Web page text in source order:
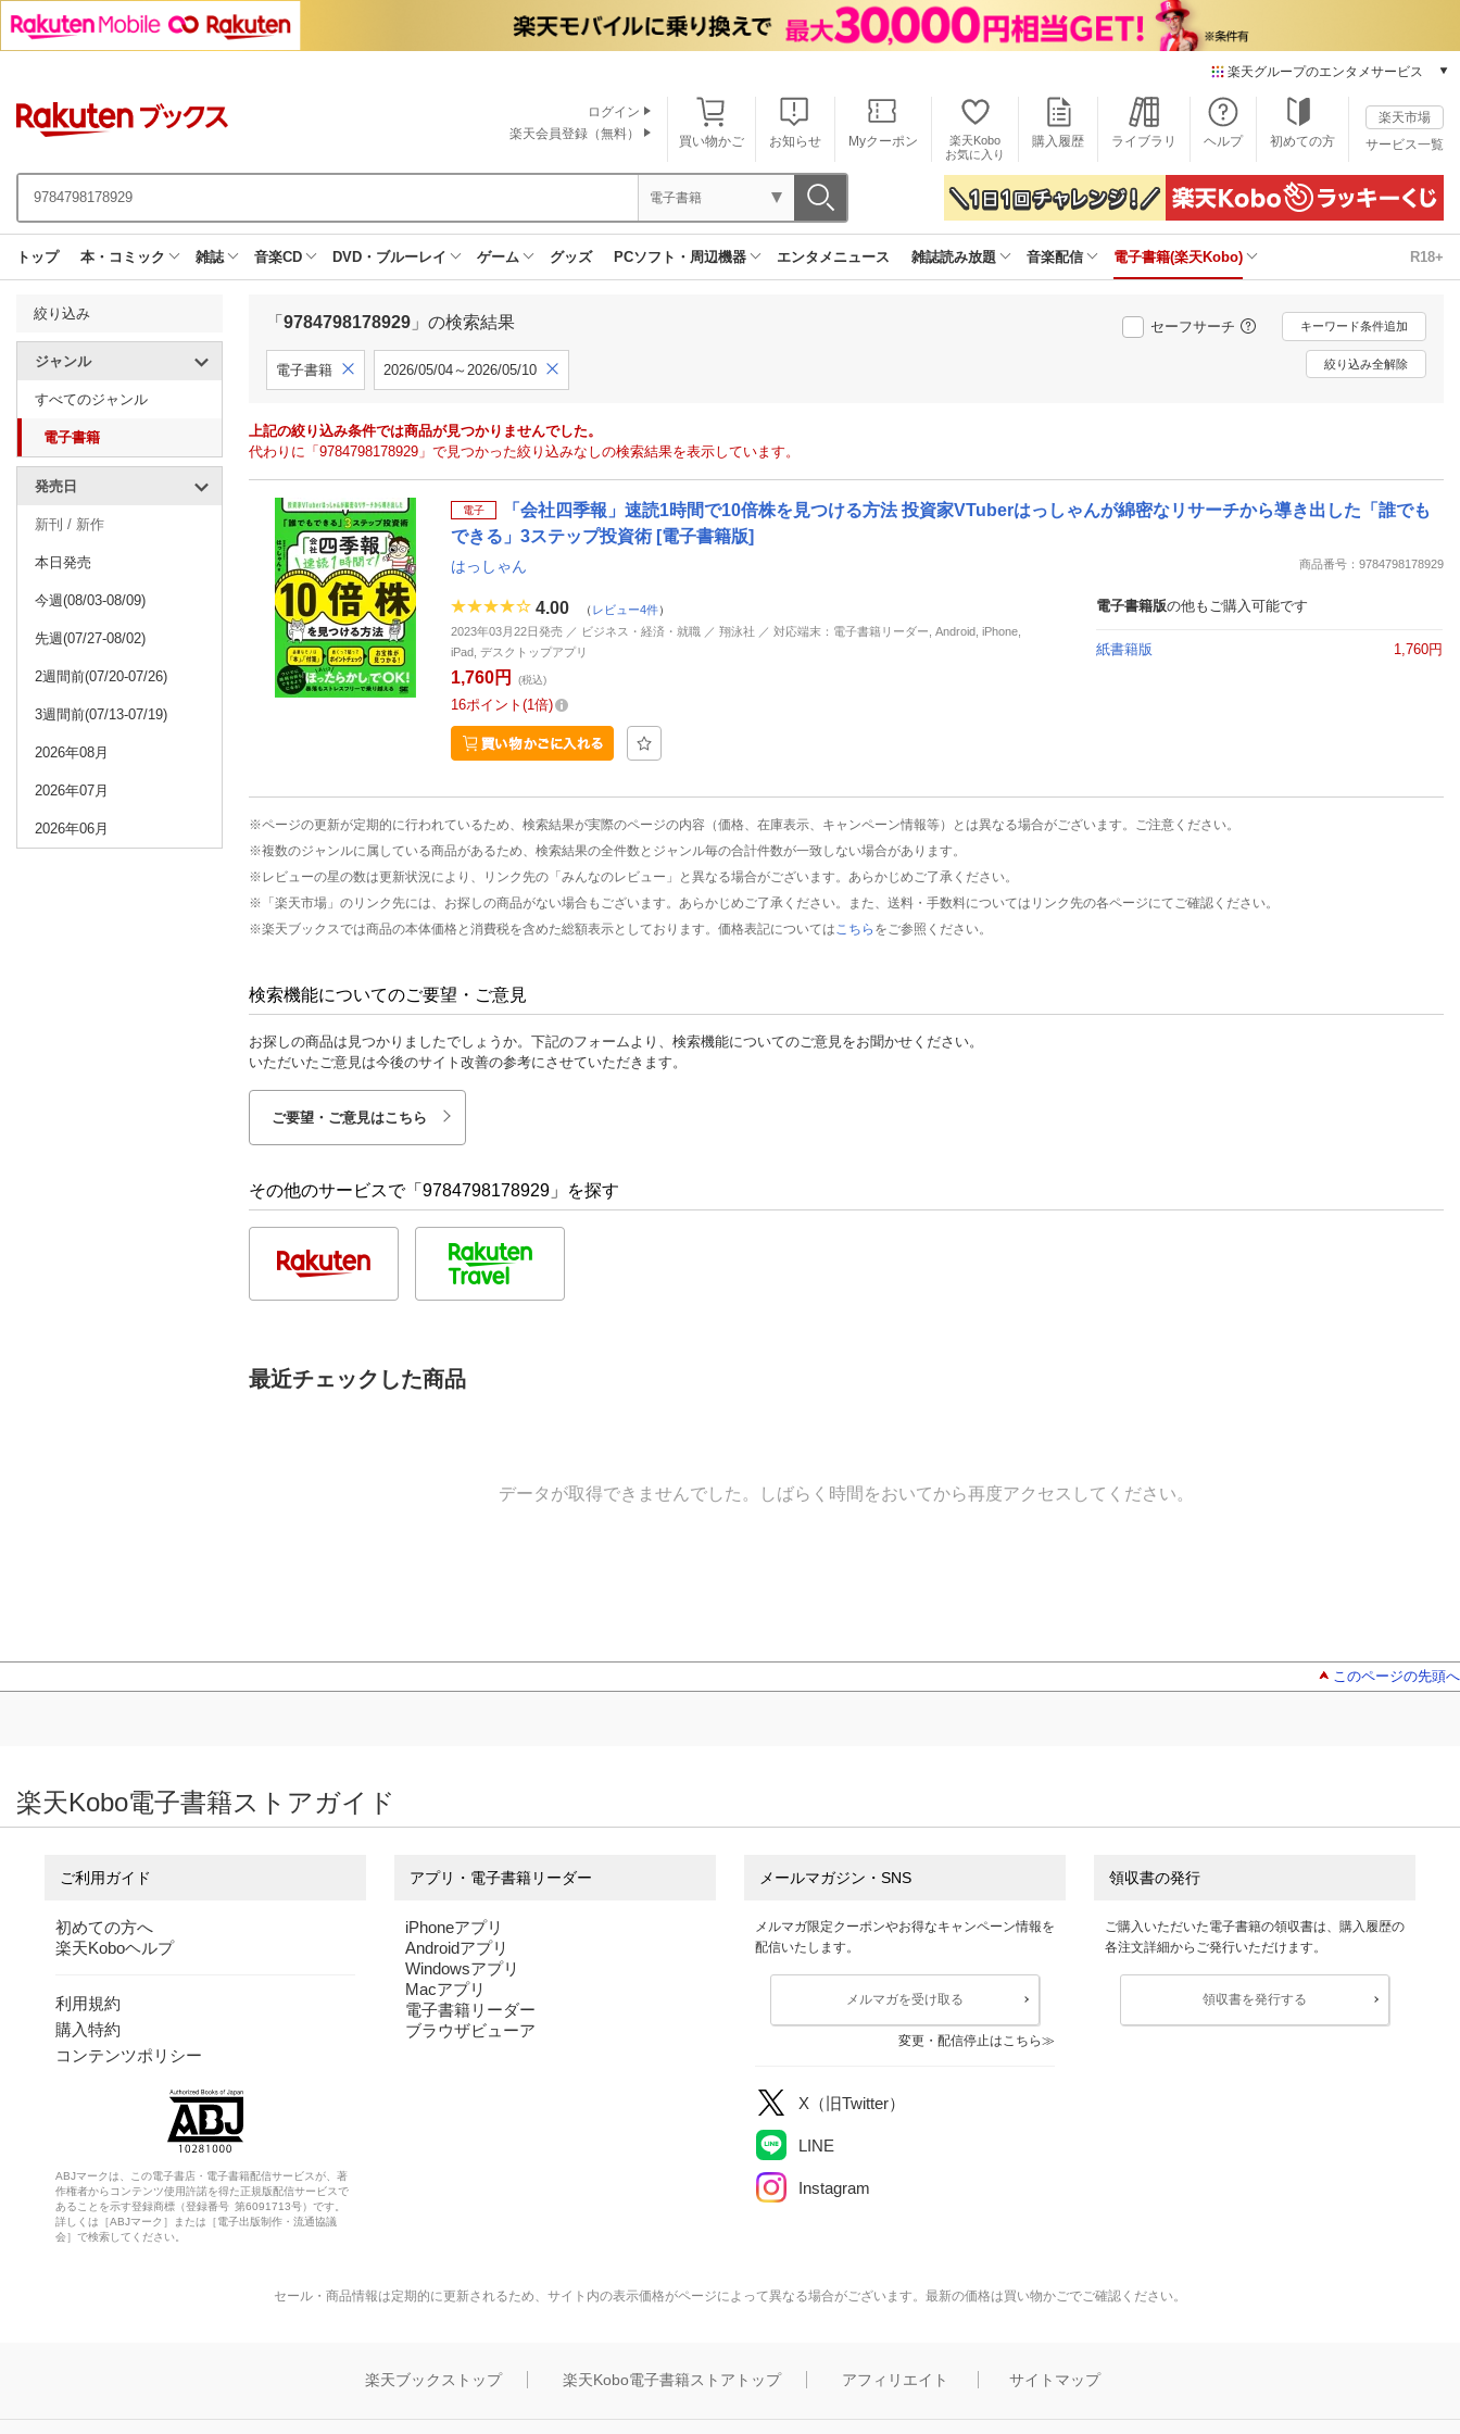
楽天グループのエンタメサービス
本/ゲーム/CD/DVD
楽天ブックス
電子書籍
楽天Kobo
雑誌読み放題
楽天ミュージック
動画配信
楽天TV
動画配信ガイド
エンタメニュース
買い物かご お知らせ Myクーポン
楽天Kobo
お気に入り
購入履歴 ライブラリ ヘルプ 初めての方
楽天市場
サービス一覧
ログイン
楽天会員登録（無料）
電子書籍
トップ 本・コミック 雑誌 音楽CD DVD・ブルーレイ ゲーム グッズ PCソフト・周辺機器 エンタメニュース 雑誌読み放題 音楽配信 電子書籍(楽天Kobo) R18+
絞り込み
ジャンル
すべてのジャンル
電子書籍
発売日
新刊 / 新作
本日発売
今週(08/03-08/09)
先週(07/27-08/02)
2週間前(07/20-07/26)
3週間前(07/13-07/19)
2026年08月
2026年07月
2026年06月
「 9784798178929 」の検索結果 セーフサーチ キーワード条件追加
電子書籍 2026/05/04～2026/05/10 絞り込み全解除
上記の絞り込み条件では商品が見つかりませんでした。
代わりに「9784798178929」で見つかった絞り込みなしの検索結果を表示しています。
電子
「会社四季報」速読1時間で10倍株を見つける方法 投資家VTuberはっしゃんが綿密なリサーチから導き出した「誰でも
できる」3ステップ投資術 [電子書籍版]
はっしゃん 商品番号：9784798178929
4.00 （ レビュー4件）
2023年03月22日発売 ／ ビジネス・経済・就職 ／ 翔泳社 ／ 対応端末：電子書籍リーダー, Android, iPhone,
iPad, デスクトップアプリ
1,760円 (税込)
16ポイント 1倍
電子書籍版の他もご購入可能です
紙書籍版 1,760円
※ページの更新が定期的に行われているため、検索結果が実際のページの内容（価格、在庫表示、キャンペーン情報等）とは異なる場合がございます。ご注意ください。
※複数のジャンルに属している商品があるため、検索結果の全件数とジャンル毎の合計件数が一致しない場合があります。
※レビューの星の数は更新状況により、リンク先の「みんなのレビュー」と異なる場合がございます。あらかじめご了承ください。
※「楽天市場」のリンク先には、お探しの商品がない場合もございます。あらかじめご了承ください。また、送料・手数料についてはリンク先の各ページにてご確認ください。
※楽天ブックスでは商品の本体価格と消費税を含めた総額表示としております。価格表記については こちら をご参照ください。
検索機能についてのご要望・ご意見
お探しの商品は見つかりましたでしょうか。下記のフォームより、検索機能についてのご意見をお聞かせください。
いただいたご意見は今後のサイト改善の参考にさせていただきます。
ご要望・ご意見はこちら
その他のサービスで「9784798178929」を探す
最近チェックした商品
データが取得できませんでした。しばらく時間をおいてから再度アクセスしてください。
このページの先頭へ
楽天Kobo電子書籍ストアガイド
ご利用ガイド
初めての方へ
楽天Koboヘルプ
利用規約
購入特約
コンテンツポリシー
ABJマークは、この電子書店・電子書籍配信サービスが、著
作権者からコンテンツ使用許諾を得た正規版配信サービスで
あることを示す登録商標（登録番号 第6091713号）です。
詳しくは［ABJマーク］または［電子出版制作・流通協議
会］で検索してください。
アプリ・電子書籍リーダー
iPhoneアプリ
Androidアプリ
Windowsアプリ
Macアプリ
電子書籍リーダー
ブラウザビューア
メールマガジン・SNS
メルマガ限定クーポンやお得なキャンペーン情報を
配信いたします。
メルマガを受け取る
変更・配信停止はこちら
X（旧Twitter）
LINE
Instagram
領収書の発行
ご購入いただいた電子書籍の領収書は、購入履歴の
各注文詳細からご発行いただけます。
領収書を発行する
セール・商品情報は定期的に更新されるため、サイト内の表示価格がページによって異なる場合がございます。最新の価格は買い物かごでご確認ください。
楽天ブックストップ 楽天Kobo電子書籍ストアトップ アフィリエイト サイトマップ